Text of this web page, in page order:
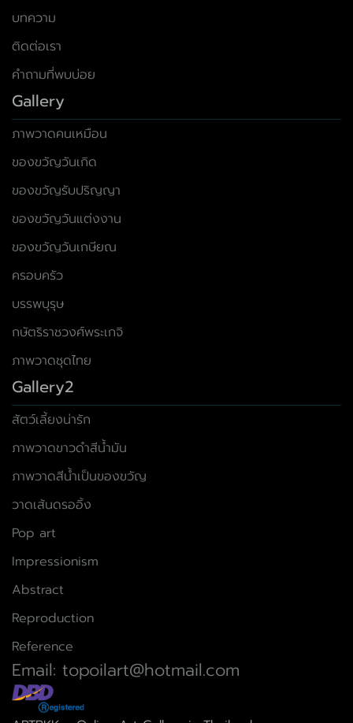
บทความ
ติดต่อเรา
คำถามที่พบบ่อย
Gallery
ภาพวาดคนเหมือน
ของขวัญวันเกิด
ของขวัญรับปริญญา
ของขวัญวันแต่งงาน
ของขวัญวันเกษียณ
ครอบครัว
บรรพบุรุษ
กษัตริราชวงศ์พระเกจิ
ภาพวาดชุดไทย
Gallery2
สัตว์เลี้ยงน่ารัก
ภาพวาดขาวดำสีน้ำมัน
ภาพวาดสีน้ำเป็นของขวัญ
วาดเส้นดรออิ้ง
Pop art
Impressionism
Abstract
Reproduction
Reference
Email: topoilart@hotmail.com